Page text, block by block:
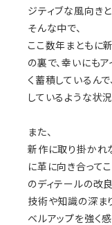
ジティブな風向き
そんな中で、
ここ数年まともに
の裏で、幸いにも
く蓄積しているん
しているような状
また、
新作に取り掛かれ
に革に向き合って
のディテールの改
技術や知識の深ま
ベルアップを強く